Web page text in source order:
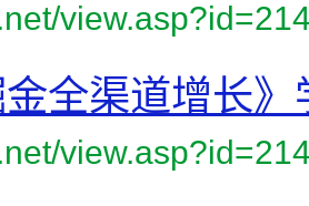
金全渠道增长